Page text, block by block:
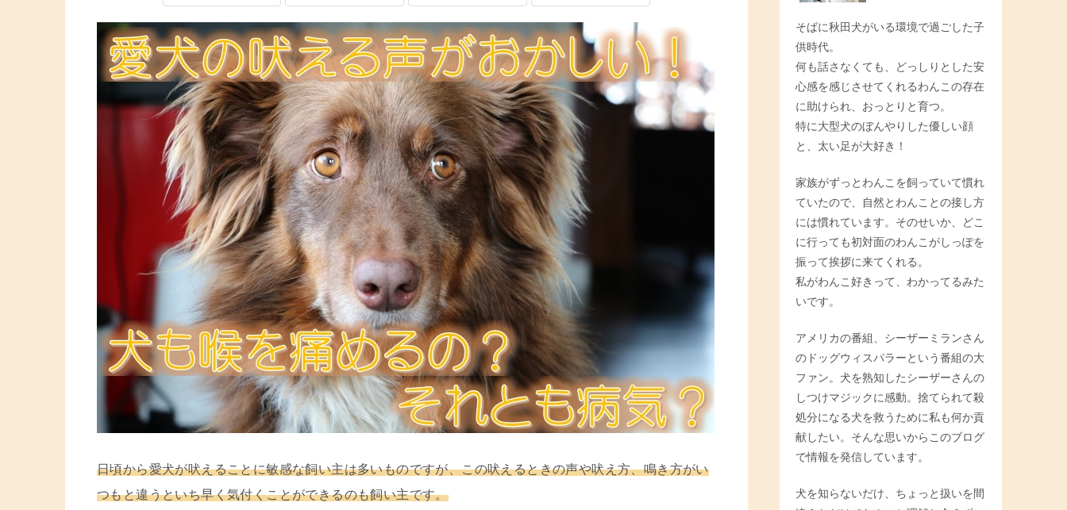
日頃から愛犬が吠えることに敏感な飼い主は多いものですが、この吠えるときの声や吠え方、鳴き方がい
つもと違うといち早く気付くことができるのも飼い主です。
そばに秋田犬がいる環境で過ごした子
供時代。
何も話さなくても、どっしりとした安
心感を感じさせてくれるわんこの存在
に助けられ、おっとりと育つ。
特に大型犬のぼんやりした優しい顔
と、太い足が大好き！
家族がずっとわんこを飼っていて慣れ
ていたので、自然とわんことの接し方
には慣れています。そのせいか、どこ
に行っても初対面のわんこがしっぽを
振って挨拶に来てくれる。
私がわんこ好きって、わかってるみた
いです。
アメリカの番組、シーザーミランさん
のドッグウィスパラーという番組の大
ファン。犬を熟知したシーザーさんの
しつけマジックに感動。捨てられて殺
処分になる犬を救うために私も何か貢
献したい。そんな思いからこのブログ
で情報を発信しています。
犬を知らないだけ、ちょっと扱いを間